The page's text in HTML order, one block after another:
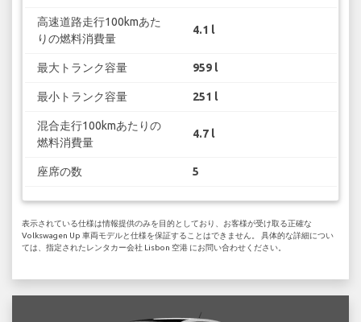
高速道路走行100kmあた
りの燃料消費量
4.1 l
最大トランク容量 959 l
最小トランク容量 251 l
混合走行100kmあたりの
燃料消費量
4.7 l
座席の数 5
表示されている仕様は情報提供のみを目的としており、お客様が受け取る正確な
Volkswagen Up 車両モデルと仕様を保証することはできません。 具体的な詳細につい
ては、指定されたレンタカー会社 Lisbon 空港 にお問い合わせください。